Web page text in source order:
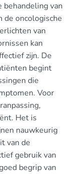
behandeling van
de oncologische
van
kan
zijn. De
begint
die
Voor
Het is
nauwkeurig
van de
gebruik van
begrip van